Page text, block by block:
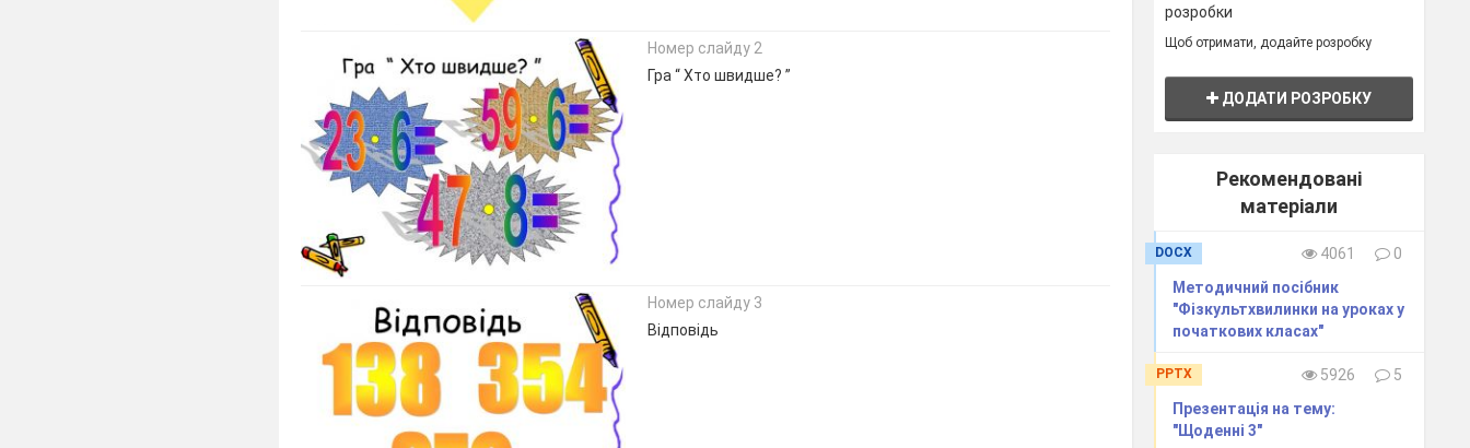
Номер слайду 2
Гра “ Хто швидше? ”
Номер слайду 3
Відповідь
розробки
Щоб отримати, додайте розробку
ДОДАТИ РОЗРОБКУ
Рекомендовані
матеріали
DOCX 4061
0
Методичний посібник
"Фізкультхвилинки на уроках у
початкових класах"
PPTX 5926
5
Презентація на тему:
"Щоденні 3"